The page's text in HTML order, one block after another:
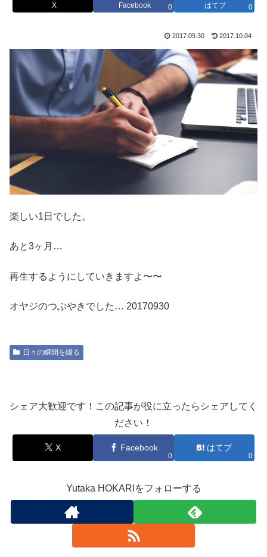
X Facebook 0 はてブ 0
2017.09.30 2017.10.04
楽しい1日でした。
あと3ヶ月…
再生するようにしていきますよ〜〜
オヤジのつぶやきでした… 20170930
日々の瞬間を綴る
シェア大歓迎です！この記事が役に立ったらシェアしてく
ださい！
X Facebook
0
はてブ
0
Yutaka HOKARIをフォローする